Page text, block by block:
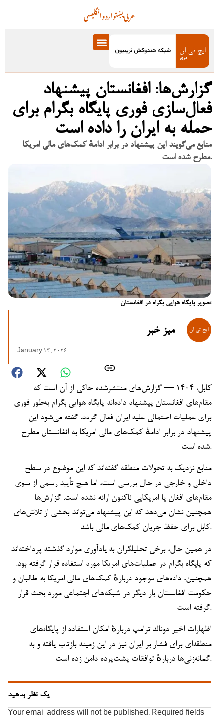
انگلیسیاردوپښتوعربی
گزارش‌ها: افغانستان پیشنهاد
فعال‌سازی فوری پایگاه بگرام برای
حمله به ایران را داده است
منابع می‌گویند این پیشنهاد در برابر ادامهٔ کمک‌های مالی امریکا
مطرح شده است.
تصویر پایگاه هوایی بگرام در افغانستان
میز خبر
January 13, 2026
کابل، ۱۴۰۴ — گزارش‌های منتشرشده حاکی از آن است که
مقام‌های افغانستان پیشنهاد داده‌اند پایگاه هوایی بگرام به‌طور فوری
برای عملیات احتمالی علیه ایران فعال گردد. گفته می‌شود این
پیشنهاد در برابر ادامهٔ کمک‌های مالی امریکا به افغانستان مطرح
شده است.
منابع نزدیک به تحولات منطقه گفته‌اند که این موضوع در سطح
داخلی و خارجی در حال بررسی است، اما هیچ تأیید رسمی از سوی
مقام‌های افغان یا امریکایی تاکنون ارائه نشده است. گزارش‌ها
همچنین نشان می‌دهد که این پیشنهاد می‌تواند بخشی از تلاش‌های
کابل برای حفظ جریان کمک‌های مالی باشد.
در همین حال، برخی تحلیلگران به یادآوری موارد گذشته پرداخته‌اند
که پایگاه بگرام در عملیات‌های امریکا مورد استفاده قرار گرفته بود.
همچنین، داده‌های موجود دربارهٔ کمک‌های مالی امریکا به طالبان و
حکومت افغانستان بار دیگر در شبکه‌های اجتماعی مورد بحث قرار
گرفته است.
اظهارات اخیر دونالد ترامپ دربارهٔ امکان استفاده از پایگاه‌های
منطقه‌ای برای فشار بر ایران نیز در این زمینه بازتاب یافته و به
گمانه‌زنی‌ها دربارهٔ توافقات پشت‌پرده دامن زده است.
یک نظر بدهید
Your email address will not be published. Required fields